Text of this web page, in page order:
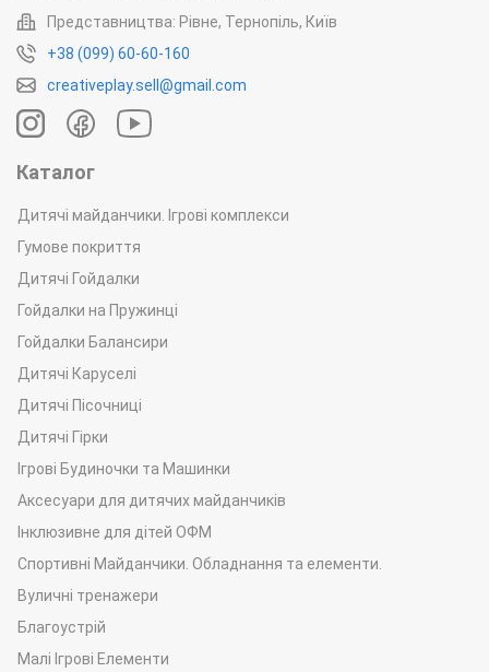
Представництва: Рівне, Тернопіль, Київ
+38 (099) 60-60-160
creativeplay.sell@gmail.com
Каталог
Дитячі майданчики. Ігрові комплекси
Гумове покриття
Дитячі Гойдалки
Гойдалки на Пружинці
Гойдалки Балансири
Дитячі Каруселі
Дитячі Пісочниці
Дитячі Гірки
Ігрові Будиночки та Машинки
Аксесуари для дитячих майданчиків
Інклюзивне для дітей ОФМ
Спортивні Майданчики. Обладнання та елементи.
Вуличні тренажери
Благоустрій
Малі Ігрові Елементи